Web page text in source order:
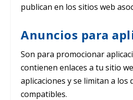
publican en los sitios web
Anuncios para
Son para promocionar
contienen enlaces a tu sitio
aplicaciones y se limitan a los
compatibles.